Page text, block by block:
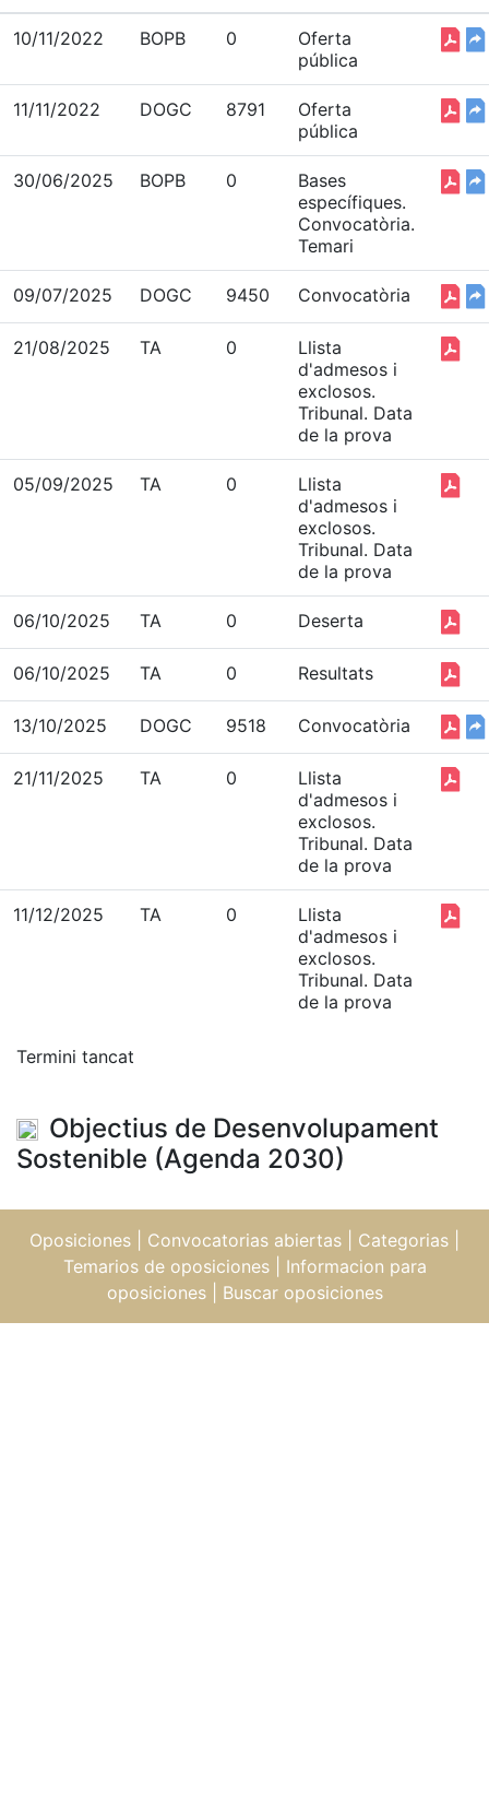
10/11/2022 BOPB 0
Oferta
pública
11/11/2022 DOGC 8791
Oferta
pública
30/06/2025 BOPB 0
Bases
específiques.
Convocatòria.
Temari
09/07/2025 DOGC 9450 Convocatòria
21/08/2025 TA 0
Llista
d'admesos i
exclosos.
Tribunal. Data
de la prova
05/09/2025 TA 0
Llista
d'admesos i
exclosos.
Tribunal. Data
de la prova
06/10/2025 TA 0 Deserta
06/10/2025 TA 0 Resultats
13/10/2025 DOGC 9518 Convocatòria
21/11/2025 TA 0
Llista
d'admesos i
exclosos.
Tribunal. Data
de la prova
11/12/2025 TA 0
Llista
d'admesos i
exclosos.
Tribunal. Data
de la prova
Termini tancat
Objectius de Desenvolupament
Sostenible (Agenda 2030)
Oposiciones Convocatorias abiertas Categorias
Temarios de oposiciones| Informacion para
oposiciones| Buscar oposiciones